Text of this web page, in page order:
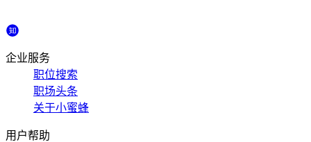
企业服务
职位搜索
职场头条
关于小蜜蜂
用户帮助